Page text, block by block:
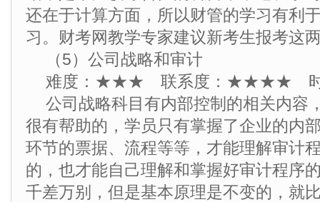
还在于计算方面，所以财管的学习有利
习。财考网教学专家建议新考生报考这
（5）公司战略和审计
难度：★★★ 联系度：★★★★
公司战略科目有内部控制的相关内容
很有帮助的，学员只有掌握了企业的内
环节的票据、流程等等，才能理解审计
的，也才能自己理解和掌握好审计程序
千差万别，但是基本原理是不变的，就